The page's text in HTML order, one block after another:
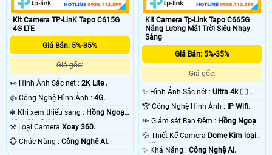
Kit Camera TP-LinK Tapo C615G
4G LTE
Giá Bán: 5%-35%
Giá gốc:
️👀 Hình Ảnh Sắc nét : 2K Lite .
👍 Công Nghệ Hình Ảnh : 4G.
❃ Khi xem thiếu sáng : Hồng Ngoại
10m Starlight.
⚒ Loại Camera Xoay 360.
️💮 Chức Năng : Công Nghệ AI.
Kit Camera Tp-Link Tapo C665G
Năng Lượng Mặt Trời Siêu Nhạy
Sáng
Giá Bán: 5%-35%
Giá gốc:
✨ Hình Ảnh Sắc nét :Ultra 4k 👍🏾 .
🏆 Công Nghệ Hình Ảnh : IP Wifi.
🔦 Giám sát Ban Đêm : Hồng Ngoại
10m Starlight.
💦 Thiết Kế Camera Dome Kim loại
+ Nhựa.
️✨ Khả Năng :Công Nghệ AI.